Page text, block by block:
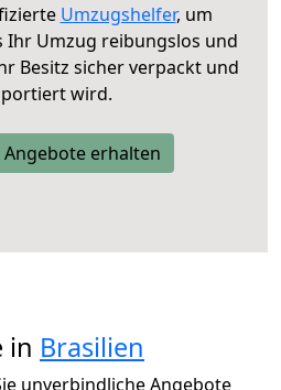
Umzugshelfer, um
Ihr Umzug reibungslos und
Besitz sicher verpackt und
wird.
Angebote erhalten
in Brasilien
unverbindliche Angebote